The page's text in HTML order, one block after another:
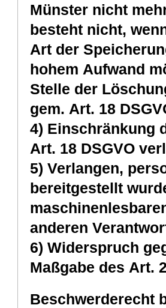
Münster nicht
besteht nicht,
Art der
hohem Aufwand
Stelle der
gem. Art. 18
4) Einschränkung
Art. 18 DSGVO
5) Verlangen,
bereitgestellt
anderen
6) Widerspruch
Maßgabe des Art.
Beschwerderecht